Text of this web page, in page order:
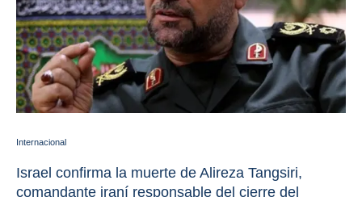
Internacional
Israel confirma la muerte de Alireza Tangsiri,
comandante iraní responsable del cierre del